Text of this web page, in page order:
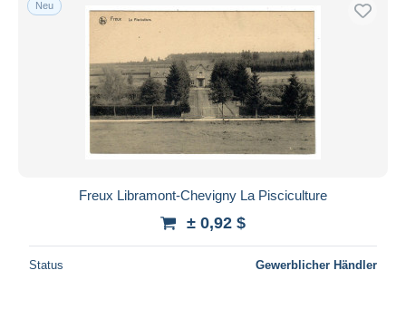
Kostenloser Versand
PayPal
Banküberweisung
Visa
Mastercard
iDeal
Neu
Freux Libramont-Chevigny La Pisciculture
± 0,92 $
Status Gewerblicher Händler